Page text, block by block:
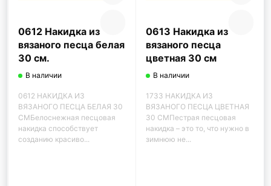
0612 Накидка из
вязаного песца белая
30 см.
В наличии
0612 НАКИДКА ИЗ
ВЯЗАНОГО ПЕСЦА БЕЛАЯ 30
СМБелоснежная песцовая
накидка способствует
созданию красиво...
0613 Накидка из
вязаного песца
цветная 30 см
В наличии
1733 НАКИДКА ИЗ
ВЯЗАНОГО ПЕСЦА ЦВЕТНАЯ
30 СМПестрая песцовая
накидка – это то, что нужно в
зимнюю не...